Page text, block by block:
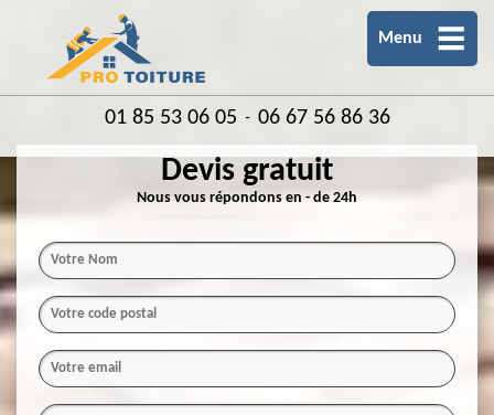
Menu
01 85 53 06 05 - 06 67 56 86 36
Devis gratuit
Nous vous répondons en - de 24h